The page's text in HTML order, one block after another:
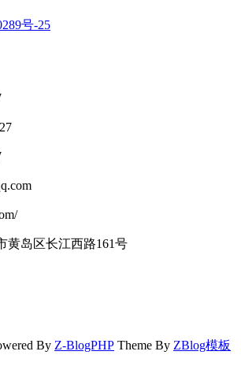
号-25
黄岛区长江西路161号
By Z-BlogPHP Theme By ZBlog模板